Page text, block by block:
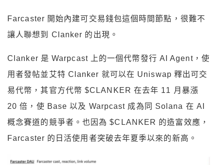
Farcaster 開始內建可交易錢包這個時間節點，很難不
讓人聯想到 Clanker 的出現。
Clanker 是 Warpcast 上的一個代幣發行 AI Agent，使
用者發帖並艾特 Clanker 就可以在 Uniswap 釋出可交
易代幣，其官方代幣 $CLANKER 在去年 11 月暴漲
20 倍，使 Base 以及 Warpcast 成為同 Solana 在 AI
概念賽道的競爭者。也因為 $CLANKER 的造富效應，
Farcaster 的日活使用者突破去年夏季以來的新高。